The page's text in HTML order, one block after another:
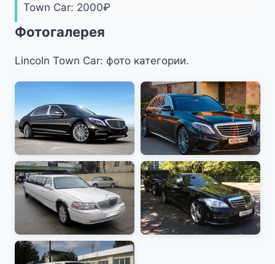
Town Car: 2000₽
Фотогалерея
Lincoln Town Car: фото категории.